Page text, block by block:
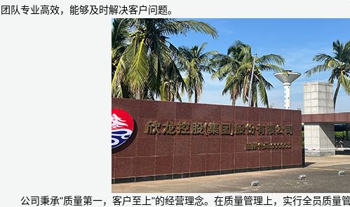
团队专业高效，能够及时解决客户问题。
公司秉承"质量第一，客户至上"的经营理念。在质量管理上，实行全员质量